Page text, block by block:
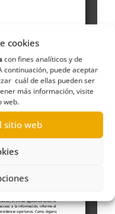
cookies
con fines analíticos y de
continuación, puede aceptar
cuál de ellas pueden ser
más información, visite
web.
sitio web